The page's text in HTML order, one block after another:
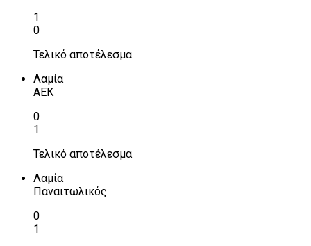
1
0
Τελικό αποτέλεσμα
Λαμία
ΑΕΚ
0
1
Τελικό αποτέλεσμα
Λαμία
Παναιτωλικός
0
1